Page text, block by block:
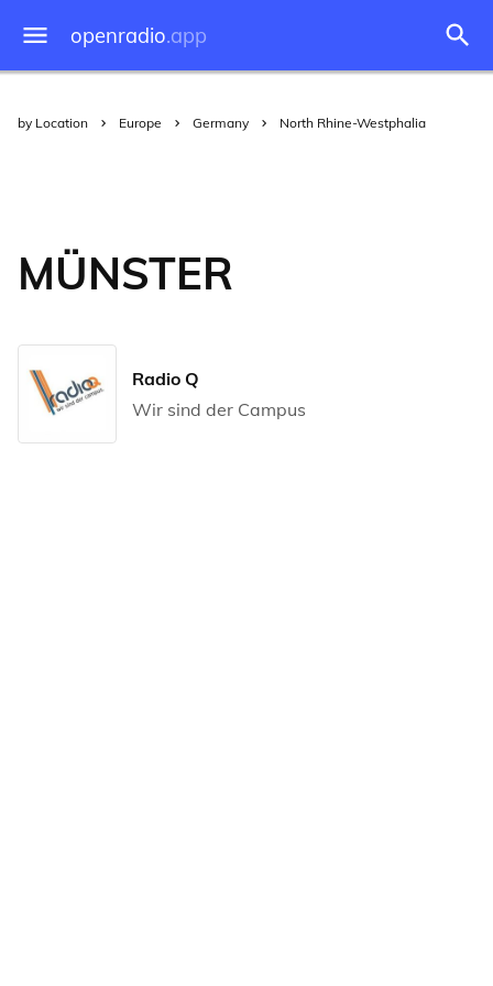
openradio.app
by Location Europe Germany North Rhine-Westphalia
MÜNSTER
Radio Q
Wir sind der Campus